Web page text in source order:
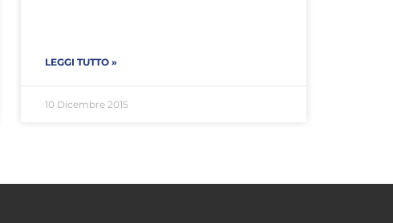
LEGGI TUTTO »
10 Dicembre 2015